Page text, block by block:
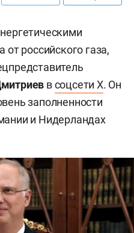
от российского газа,
всоцсети X. Он
заполненности
и Нидерландах